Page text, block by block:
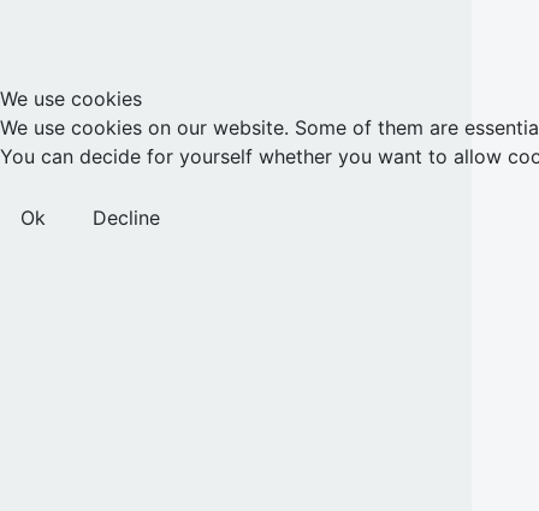
We use cookies
We use cookies on our website. Some of them are
You can decide for yourself whether you want to allow
Ok Decline